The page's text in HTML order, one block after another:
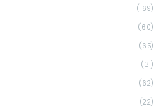
(169)
(60)
(65)
(31)
(62)
(22)